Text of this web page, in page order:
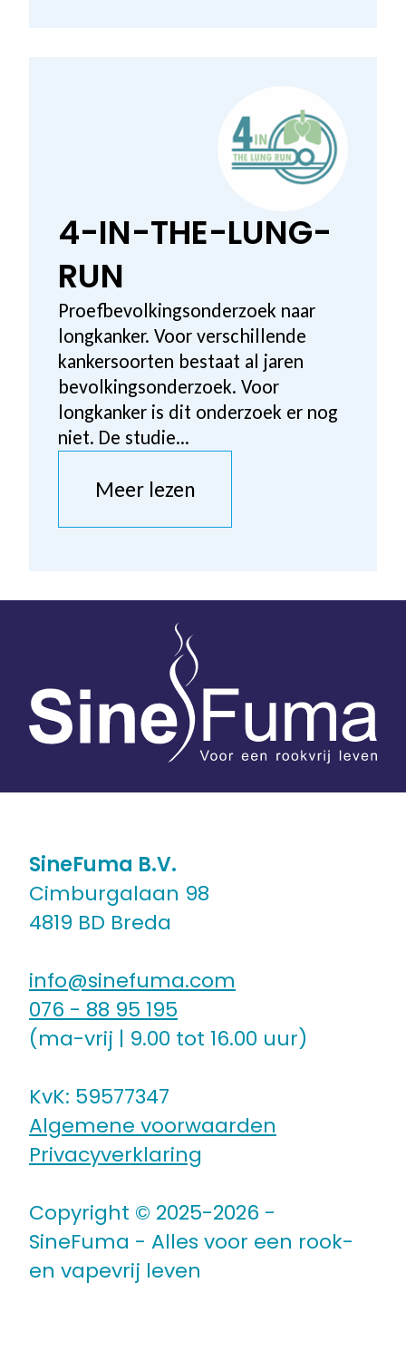
4-IN-THE-LUNG-
RUN
Proefbevolkingsonderzoek naar
longkanker. Voor verschillende
kankersoorten bestaat al jaren
bevolkingsonderzoek. Voor
longkanker is dit onderzoek er nog
niet. De studie...
Meer lezen
SineFuma B.V.
Cimburgalaan 98
4819 BD Breda
info@sinefuma.com
076 - 88 95 195
(ma-vrij | 9.00 tot 16.00 uur)
KvK: 59577347
Algemene voorwaarden
Privacyverklaring
Copyright © 2025-2026 -
SineFuma - Alles voor een rook-
en vapevrij leven